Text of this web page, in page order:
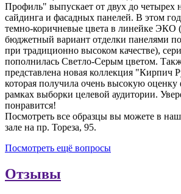
Профиль" выпускает от двух до четырех
сайдинга и фасадных панелей. В этом
темно-коричневые цвета в линейке ЭКО
бюджетный вариант отделки панелями
при традиционно высоком качестве),
пополнилась Светло-Серым цветом.
представлена новая коллекция "Кирпич
которая получила очень высокую
рамках выборки целевой аудитории.
понравится!
Посмотреть все образцы вы можете в
зале на пр. Тореза, 95.
Посмотреть ещё вопросы
Отзывы